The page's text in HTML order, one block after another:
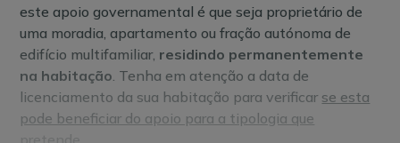
este apoio governamental é que seja proprietário de
uma moradia, apartamento ou fração autónoma de
edifício multifamiliar, residindo permanentemente
na habitação. Tenha em atenção a data de
licenciamento da sua habitação para verificar se esta
pode beneficiar do apoio para a tipologia que